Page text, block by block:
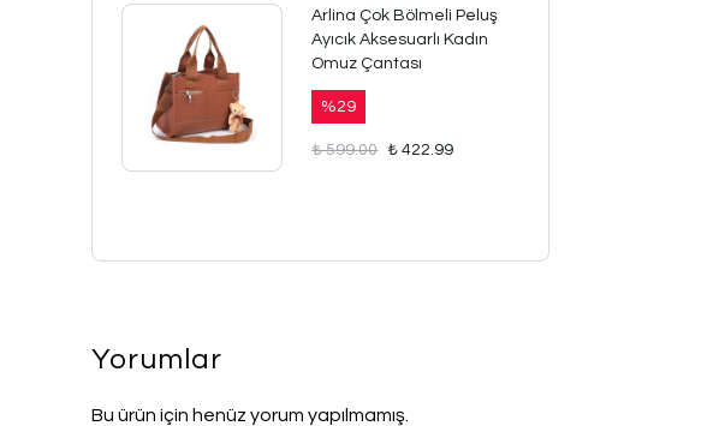
Arlina Çok Bölmeli Peluş
Ayıcık Aksesuarlı Kadın
Omuz Çantası
%29
₺ 599.00 ₺ 422.99
Yorumlar
Bu ürün için henüz yorum yapılmamış.